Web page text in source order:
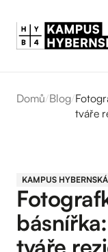
Domů/Blog/
tváře
KAMPUS HYBERNSKÁ
tváře